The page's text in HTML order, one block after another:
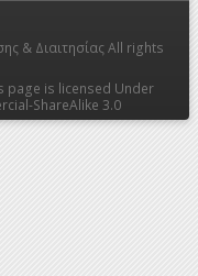
& Διαιτησίας All rights
page is licensed Under
ShareAlike 3.0